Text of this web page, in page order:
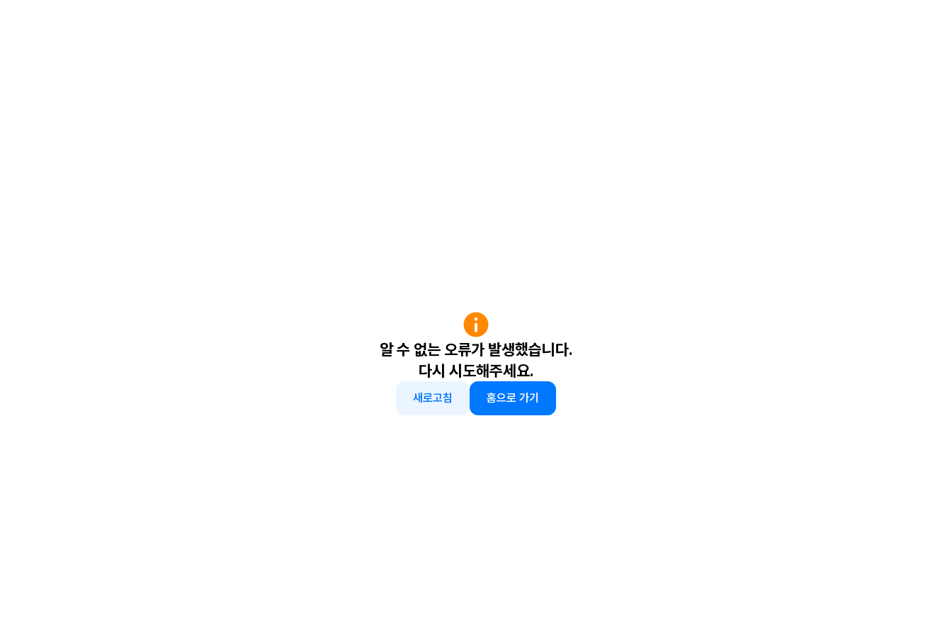
알 수 없는 오류가 발생했습니다.
다시 시도해주세요.
새로고침 홈으로 가기